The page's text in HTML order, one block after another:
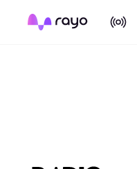
On Air